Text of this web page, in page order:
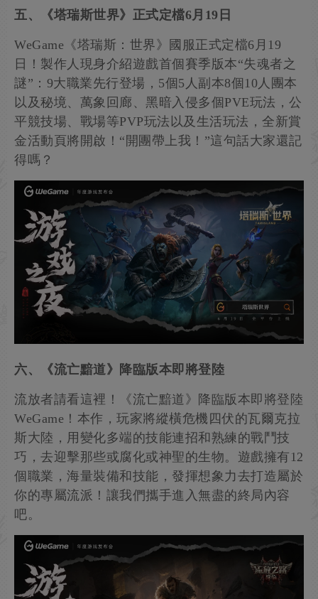
五、《塔瑞斯世界》正式定檔6月19日
WeGame《塔瑞斯：世界》國服正式定檔6月19
日！製作人現身介紹遊戲首個賽季版本“失魂者之
謎”：9大職業先行登場，5個5人副本8個10人團本
以及秘境、萬象回廊、黑暗入侵多個PVE玩法，公
平競技場、戰場等PVP玩法以及生活玩法，全新賞
金活動頁將開啟！“開團帶上我！”這句話大家還記
得嗎？
六、《流亡黯道》降臨版本即將登陸
流放者請看這裡！《流亡黯道》降臨版本即將登陸
WeGame！本作，玩家將縱橫危機四伏的瓦爾克拉
斯大陸，用變化多端的技能連招和熟練的戰鬥技
巧，去迎擊那些或腐化或神聖的生物。遊戲擁有12
個職業，海量裝備和技能，發揮想象力去打造屬於
你的專屬流派！讓我們攜手進入無盡的終局內容
吧。